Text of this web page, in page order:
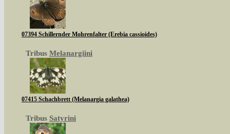
07394 Schillernder Mohrenfalter (Erebia cassioides)
Tribus Melanargiini
07415 Schachbrett (Melanargia galathea)
Tribus Satyrini